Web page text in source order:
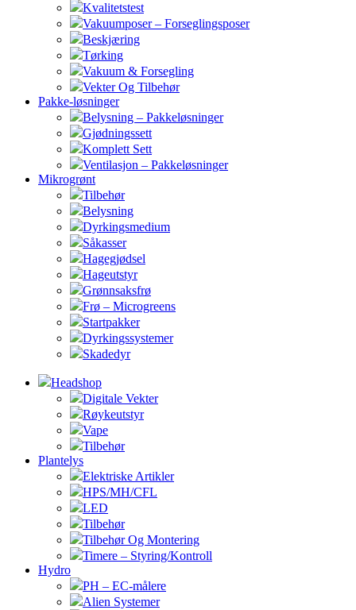
Kvalitetstest
Vakuumposer – Forseglingsposer
Beskjæring
Tørking
Vakuum & Forsegling
Vekter Og Tilbehør
Pakke-løsninger
Belysning – Pakkeløsninger
Gjødningssett
Komplett Sett
Ventilasjon – Pakkeløsninger
Mikrogrønt
Tilbehør
Belysning
Dyrkingsmedium
Såkasser
Hagegjødsel
Hageutstyr
Grønnsaksfrø
Frø – Microgreens
Startpakker
Dyrkingssystemer
Skadedyr
Headshop
Digitale Vekter
Røykeutstyr
Vape
Tilbehør
Plantelys
Elektriske Artikler
HPS/MH/CFL
LED
Tilbehør
Tilbehør Og Montering
Timere – Styring/Kontroll
Hydro
PH – EC-målere
Alien Systemer